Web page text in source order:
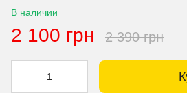
В наличии
2 100 грн 2 390 грн